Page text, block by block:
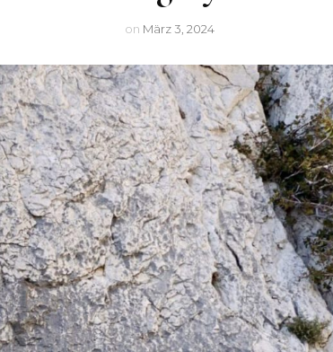
Lu
Nighty
Arwen
Cleo
Mexxi
on März 3, 2024